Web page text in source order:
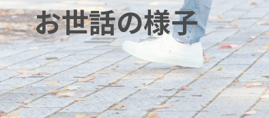
お世話の様子